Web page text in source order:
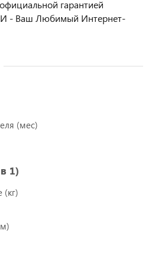
гарантией
- Ваш Любимый Интернет-
(мес)
1)
(кг)